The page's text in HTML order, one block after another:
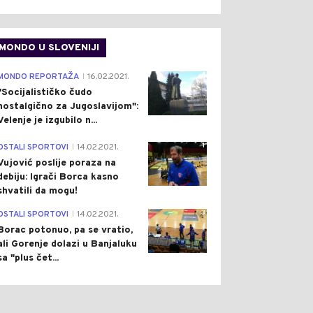
MONDO U SLOVENIJI
4
REPORTAŽA 16.02.2021.
čudo
za Jugoslavijom":
je izgubilo n...
1
SPORTOVI 14.02.2021.
poslije poraza na
Igrači Borca kasno
da mogu!
3
SPORTOVI 14.02.2021.
potonuo, pa se vratio,
Gorenje dolazi u Banjaluku
"plus čet...